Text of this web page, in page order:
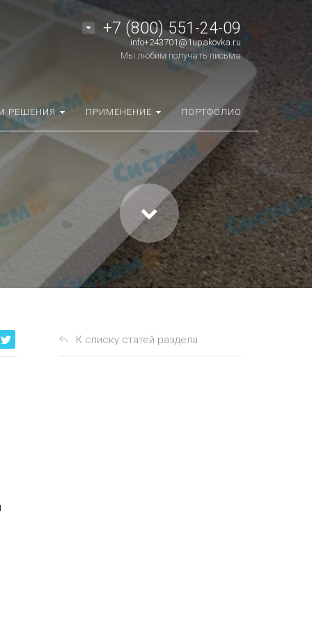
+7 (800) 551-24-09
info+243701@1upakovka.ru
Мы любим получать письма
РЕШЕНИЯ ПРИМЕНЕНИЕ ПОРТФОЛИО
К списку статей раздела